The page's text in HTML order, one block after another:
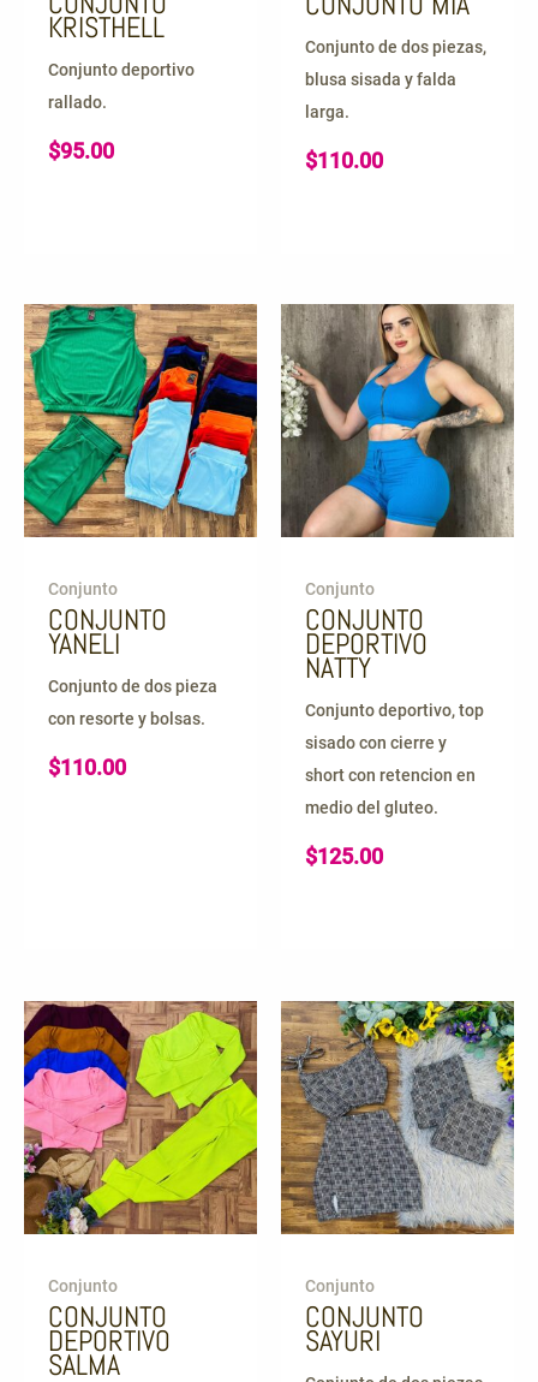
KRISTHELL
Conjunto deportivo
rallado.
$95.00
Conjunto de dos piezas,
blusa sisada y falda
larga.
$110.00
Conjunto
CONJUNTO
YANELI
Conjunto de dos pieza
con resorte y bolsas.
$110.00
Conjunto
CONJUNTO
DEPORTIVO
NATTY
Conjunto deportivo, top
sisado con cierre y
short con retencion en
medio del gluteo.
$125.00
Conjunto
CONJUNTO
DEPORTIVO
SALMA
Conjunto
CONJUNTO
SAYURI